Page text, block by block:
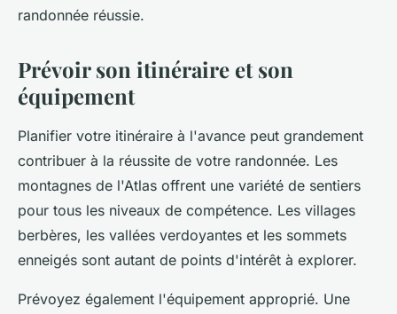
randonnée réussie.
Prévoir son itinéraire et son
équipement
Planifier votre itinéraire à l'avance peut grandement
contribuer à la réussite de votre randonnée. Les
montagnes de l'Atlas offrent une variété de sentiers
pour tous les niveaux de compétence. Les villages
berbères, les vallées verdoyantes et les sommets
enneigés sont autant de points d'intérêt à explorer.
Prévoyez également l'équipement approprié. Une